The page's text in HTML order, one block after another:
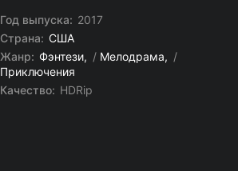
Год выпуска: 2017
Страна: США
Жанр: Фэнтези / Мелодрама
/
Приключения
Качество: HDRip